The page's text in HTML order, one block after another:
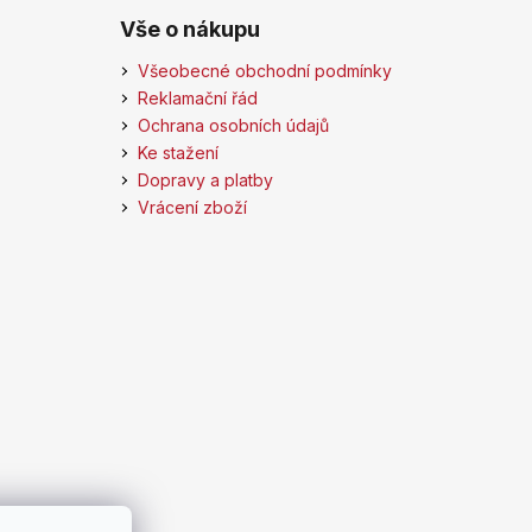
Vše o nákupu
Všeobecné obchodní podmínky
Reklamační řád
Ochrana osobních údajů
Ke stažení
Dopravy a platby
Vrácení zboží